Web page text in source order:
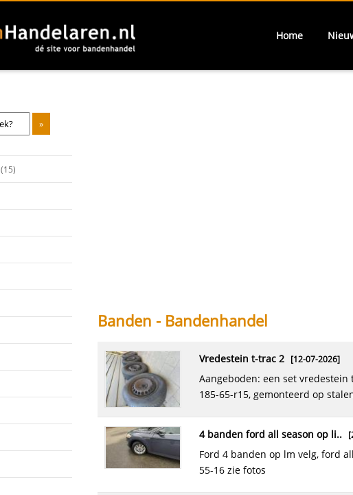
Home
(15)
Banden - Bandenhandel
vredestein t-trac 2 [12-07-2026]
aangeboden: een set vredestein t-trac 2 banden in de maat
185-65-r15, gemonteerd op
4 banden ford all season op li..
ford 4 banden op lm velg, ford all season lichmetalen velg 215-
55-16 zie fotos